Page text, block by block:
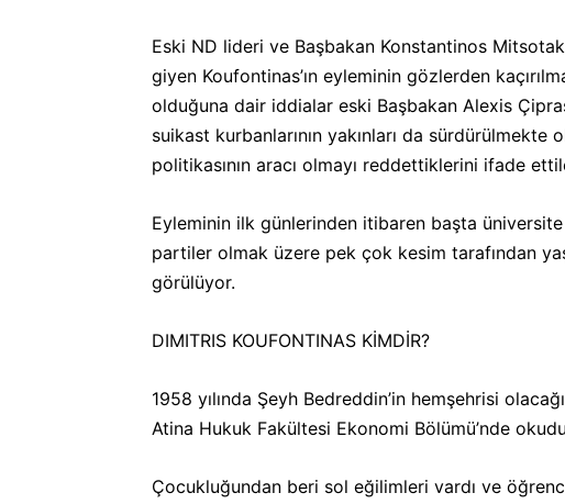
Eski ND lideri ve Başbakan Konstantinos
giyen Koufontinas’ın eyleminin gözlerden
olduğuna dair iddialar eski Başbakan Alexis
suikast kurbanlarının yakınları da
politikasının aracı olmayı reddettiklerini ifade
Eyleminin ilk günlerinden itibaren başta
partiler olmak üzere pek çok kesim tarafından
görülüyor.
DIMITRIS KOUFONTINAS KİMDİR?
1958 yılında Şeyh Bedreddin’in hemşehrisi
Atina Hukuk Fakültesi Ekonomi Bölümü’nde
Çocukluğundan beri sol eğilimleri vardı ve